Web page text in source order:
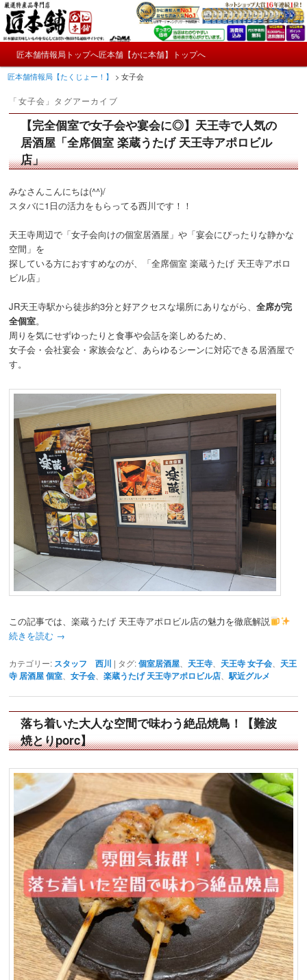
メ
イ
ン
ン
テ
サ
ブ
コ
テ
ン
匠本舗情報局【たくじょー！】
かにやおせちについてのおもしろ情報や興味深い記事をお届けします。
ン
メ
イ
ン
コ
ン
テ
ツ
へ
動
サ
ブ
コ
ン
テ
ン
へ
移
匠本舗情報局トップへ匠本舗【かに本舗】トップへ
匠本舗情報局【たくじょー！】 >女子会
「女子会 」タグアーカイブ
【完全個室で女子会や宴会に◎】天王寺で人気の
居酒屋「全席個室 楽蔵うたげ 天王寺アポロビル
店」
みなさんこんにちは(^^)/
スタバに1日の活力をもらってる西川です！！
天王寺周辺で「女子会向けの個室居酒屋」や「宴会にぴったりな静かな
空間」を
探している方におすすめなのが、「全席個室 楽蔵うたげ 天王寺アポロ
ビル店」
JR天王寺駅から徒歩約3分と好アクセスな場所にありながら、全席が完
全個室。
周りを気にせずゆったりと食事や会話を楽しめるため、
女子会・会社宴会・家族会など、あらゆるシーンに対応できる居酒屋で
す。
この記事では、楽蔵うたげ 天王寺アポロビル店の魅力を徹底解説
続きを読む →
カテゴリー: スタッフ 西川 | タグ: 個室居酒屋 天王寺 天王寺 女子会
天王
寺 居酒屋 個室 、女子会 、楽蔵うたげ 天王寺アポロビル店 、駅近グルメ
落ち着いた大人な空間で味わう絶品焼鳥！【難波
焼とりporc】